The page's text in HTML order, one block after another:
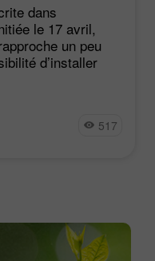
dans
le 17 avril,
un peu
d’installer
517